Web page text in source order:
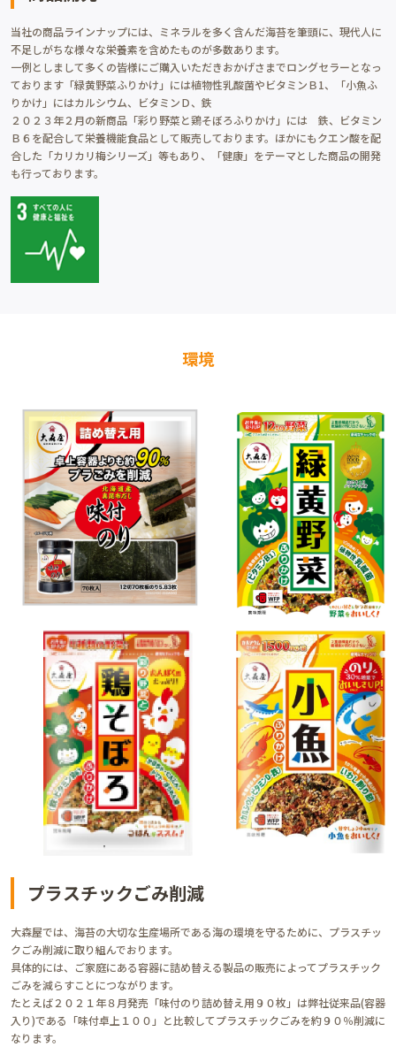
当社の商品ラインナップには、ミネラルを多く含んだ海苔を筆頭に、現代人に
不足しがちな様々な栄養素を含めたものが多数あります。
一例としまして多くの皆様にご購入いただきおかげさまでロングセラーとなっ
ております「緑黄野菜ふりかけ」には植物性乳酸菌やビタミンＢ1、「小魚ふ
りかけ」にはカルシウム、ビタミンＤ、鉄
２０２３年２月の新商品「彩り野菜と鶏そぼろふりかけ」には 鉄、ビタミン
Ｂ６を配合して栄養機能食品として販売しております。ほかにもクエン酸を配
合した「カリカリ梅シリーズ」等もあり、「健康」をテーマとした商品の開発
も行っております。
環境
プラスチックごみ削減
大森屋では、海苔の大切な生産場所である海の環境を守るために、プラスチッ
クごみ削減に取り組んでおります。
具体的には、ご家庭にある容器に詰め替える製品の販売によってプラスチック
ごみを減らすことにつながります。
たとえば２０２１年８月発売「味付のり詰め替え用９０枚」は弊社従来品(容器
入り)である「味付卓上１００」と比較してプラスチックごみを約９０％削減に
なります。